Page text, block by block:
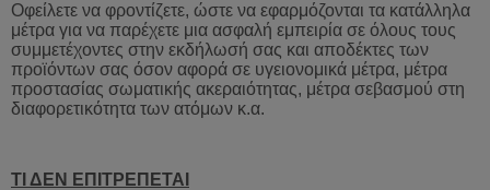
Οφείλετε να φροντίζετε, ώστε να εφαρμόζονται τα κατάλληλα
μέτρα για να παρέχετε μια ασφαλή εμπειρία σε όλους τους
συμμετέχοντες στην εκδήλωσή σας και αποδέκτες των
προϊόντων σας όσον αφορά σε υγειονομικά μέτρα, μέτρα
προστασίας σωματικής ακεραιότητας, μέτρα σεβασμού στη
διαφορετικότητα των ατόμων κ.α.
ΤΙ ΔΕΝ ΕΠΙΤΡΕΠΕΤΑΙ